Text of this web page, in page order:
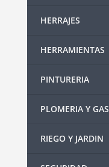
HERRAJES
HERRAMIENTAS
PINTURERIA
PLOMERIA Y GAS
RIEGO Y JARDIN